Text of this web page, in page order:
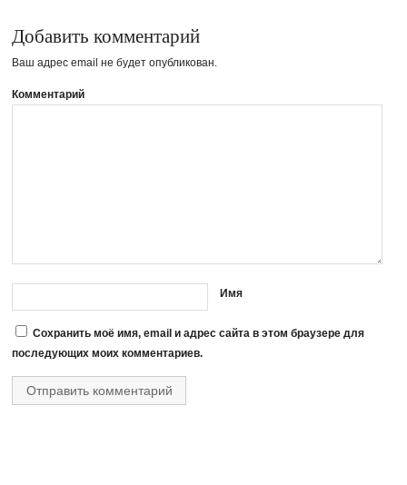
Добавить комментарий
Ваш адрес email не будет опубликован.
Комментарий
Имя
Сохранить моё имя, email и адрес сайта в этом браузере для
последующих моих комментариев.